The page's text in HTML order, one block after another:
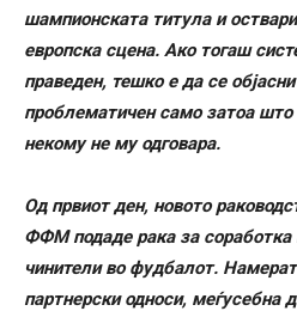
шампионската титула и
европска сцена. Ако тогаш
праведен, тешко е да се
проблематичен само затоа
некому не му одговара.
Од првиот ден, новото
ФФМ подаде рака за соработка
чинители во фудбалот.
партнерски односи, меѓусебна